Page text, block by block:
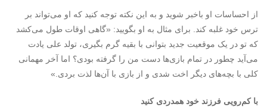
از احساسات او باخبر شوید و به این نکته توجه کنید که او می‌تواند بر
ترس خود غلبه کند. برای مثال به او بگویید: «گاهی اوقات طول می‌کشد
که تو در یک موقعیت جدید بتوانی با بقیه گرم بگیری، تولد علی یادت
می‌آید چطور در تمام بازی‌ها دست من را گرفته بودی؟ اما آخر مهمانی
کلی با بچه‌های دیگر اخت شدی و از بازی با آن‌ها لذت بردی.»
با کم‌رویی فرزند خود همدردی کنید